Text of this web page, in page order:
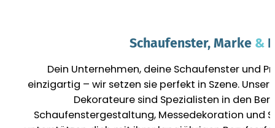
Schaufenster, Marke &
Dein Unternehmen, deine Schaufenster und
einzigartig – wir setzen sie perfekt in Szene.
Dekorateure sind Spezialisten in den
Schaufenstergestaltung, Messedekoration und